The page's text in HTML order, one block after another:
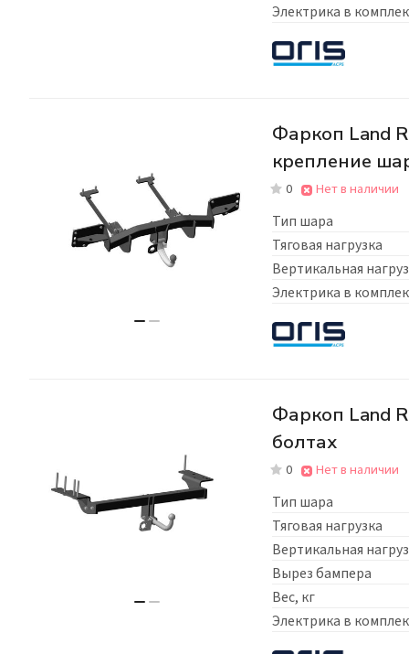
Электрика в
Фаркоп Land
крепление
0 Нет в наличии
Тип шара
Тяговая нагрузка
Вертикальная
Электрика в
Фаркоп Land
болтах
0 Нет в наличии
Тип шара
Тяговая нагрузка
Вертикальная
Вырез бампера
Вес, кг
Электрика в